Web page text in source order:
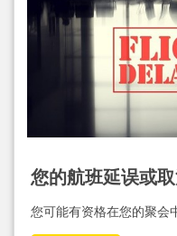
您的航班延误或
您可能有资格在您的聚会